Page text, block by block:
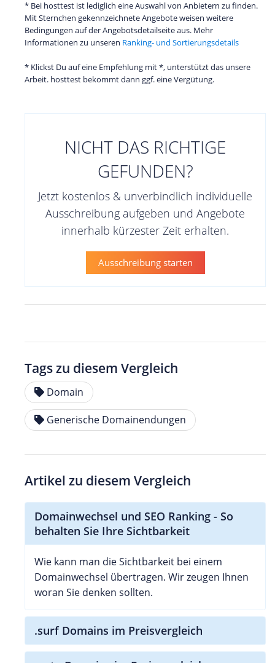
* Bei hosttest ist lediglich eine Auswahl von Anbietern zu finden.
Mit Sternchen gekennzeichnete Angebote weisen weitere
Bedingungen auf der Angebotsdetailseite aus. Mehr
Informationen zu unseren Ranking- und Sortierungsdetails
* Klickst Du auf eine Empfehlung mit *, unterstützt das unsere
Arbeit. hosttest bekommt dann ggf. eine Vergütung.
NICHT DAS RICHTIGE
GEFUNDEN?
Jetzt kostenlos & unverbindlich individuelle
Ausschreibung aufgeben und Angebote
innerhalb kürzester Zeit erhalten.
Ausschreibung starten
Tags zu diesem Vergleich
Domain
Generische Domainendungen
Artikel zu diesem Vergleich
Domainwechsel und SEO Ranking - So
behalten Sie Ihre Sichtbarkeit
Wie kann man die Sichtbarkeit bei einem
Domainwechsel übertragen. Wir zeugen Ihnen
woran Sie denken sollten.
.surf Domains im Preisvergleich